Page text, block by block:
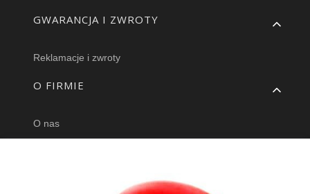
GWARANCJA I ZWROTY
Reklamacje i zwroty
O FIRMIE
O nas